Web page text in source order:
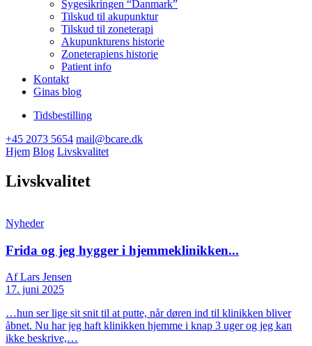
Sygesikringen “Danmark”
Tilskud til akupunktur
Tilskud til zoneterapi
Akupunkturens historie
Zoneterapiens historie
Patient info
Kontakt
Ginas blog
Tidsbestilling
+45 2073 5654 mail@bcare.dk
Hjem Blog Livskvalitet
Livskvalitet
Nyheder
Frida og jeg hygger i hjemmeklinikken...
Af Lars Jensen
17. juni 2025
…hun ser lige sit snit til at putte, når døren ind til klinikken bliver
åbnet. Nu har jeg haft klinikken hjemme i knap 3 uger og jeg kan
ikke beskrive,…